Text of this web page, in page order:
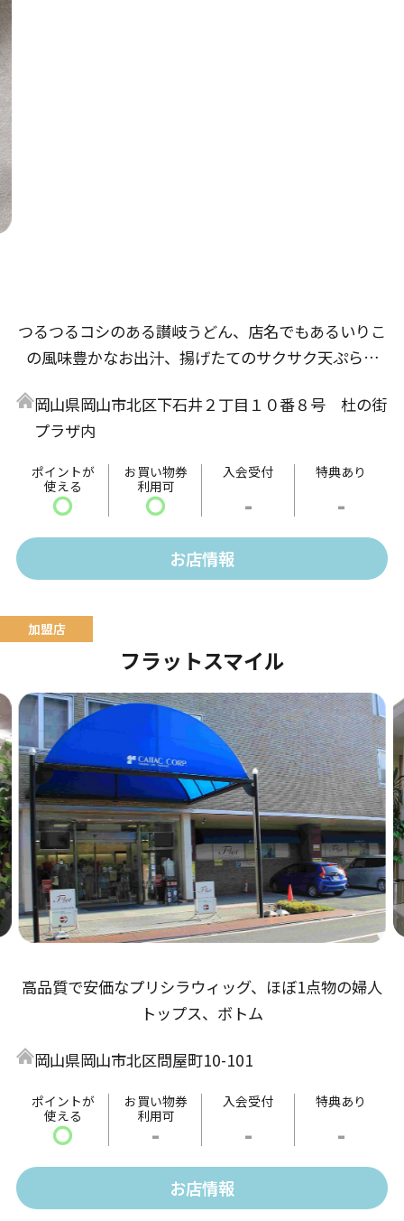
つるつるコシのある讃岐うどん、店名でもあるいりこ
の風味豊かなお出汁、揚げたてのサクサク天ぷらな
と言っていただけるであろう自慢のメニューが完成し
岡山県岡山市北区下石井２丁目１０番８号 杜の街
プラザ内
ポイントが
使える
〇
お買い物券
利用可
〇
入会受付
-
特典あり
-
お店情報
フラットスマイル
高品質で安価なプリシラウィッグ、ほぼ1点物の婦人
トップス、ボトム
岡山県岡山市北区問屋町10-101
ポイントが
使える
〇
お買い物券
利用可
-
入会受付
-
特典あり
-
お店情報